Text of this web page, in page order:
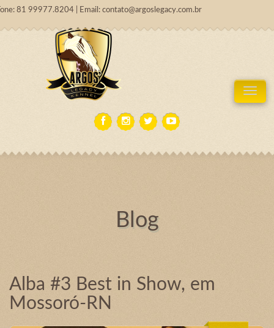
81 99977.8204 | Email: contato@argoslegacy.com.br
Blog
Alba #3 Best in Show, em
Mossoró-RN